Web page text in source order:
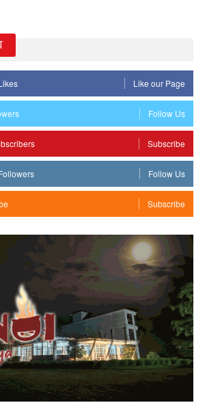
Like our Page
Follow Us
Subscribe
Follow Us
Subscribe